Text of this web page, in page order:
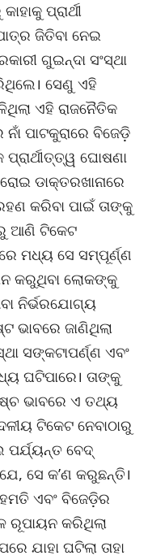
ପ୍ରାର୍ଥୀ
ଜିତିବା ନେଇ
ଗୁଇନ୍ଦା ସଂସ୍ଥା
ସେଣୁ ଏହି
ଏହି ରାଜନୈତିକ
ପାଟକୁରାରେ ବିଜେଡ଼ି
ପ୍ରାର୍ଥୀତ୍ତ୍ୱ ଘୋଷଣା
ଡାକ୍ତରଖାନାରେ
କରିବା ପାଇଁ ତାଙ୍କୁ
ଆଣି ଟିକେଟ
ମଧ୍ୟ ସେ ସମ୍ପୂର୍ଣ୍ଣ
କରୁଥିବା ଲୋକଙ୍କୁ
ନିର୍ଭରଯୋଗ୍ୟ
ଭାବରେ ଜାଣିଥିଲା
ସଙ୍କଟାପର୍ଣ୍ଣ ଏବଂ
ଘଟିପାରେ। ତାଙ୍କୁ
ଭାବରେ ଏ ତଥ୍ୟ
ଟିକେଟ ନେବାଠାରୁ
ବେଦ୍
ସେ କ’ଣ କରୁଛନ୍ତି।
ଏବଂ ବିଜେଡ଼ିର
କରିଥିଲା
ଯାହା ଘଟିଲା ତାହା